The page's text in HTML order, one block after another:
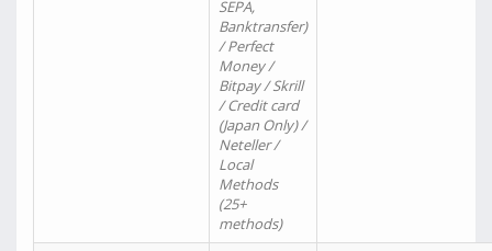
SEPA,
Banktransfer)
/ Perfect
Money /
Bitpay / Skrill
/ Credit card
(Japan Only) /
Neteller /
Local
Methods
(25+
methods)